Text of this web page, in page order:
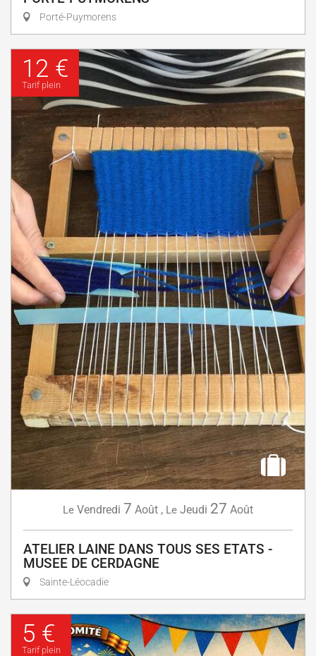
Porté-Puymorens
12 €
Tarif plein
Le Vendredi 7 Août , Le Jeudi 27 Août
ATELIER LAINE DANS TOUS SES ETATS -
MUSEE DE CERDAGNE
Sainte-Léocadie
5 €
Tarif plein